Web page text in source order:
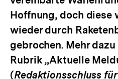
Hoffnung, doch diese
wieder durch
gebrochen. Mehr
Rubrik „Aktuelle
(Redaktionsschluss